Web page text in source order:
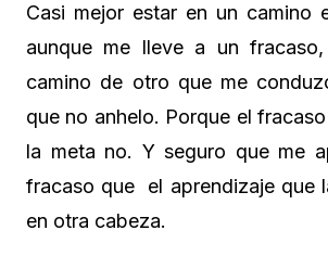
Casi mejor estar en un camino
aunque me lleve a un
camino de otro que me
que no anhelo. Porque el
la meta no. Y seguro que me
fracaso que el aprendizaje que
en otra cabeza.